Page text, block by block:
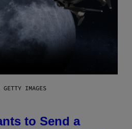
IMAGES
to Send a